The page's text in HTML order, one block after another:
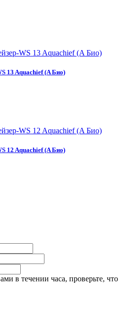
13 Aquachief (A Био)
12 Aquachief (A Био)
в течении часа, проверьте, что